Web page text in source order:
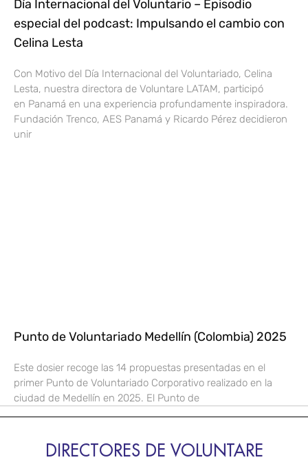
Día Internacional del Voluntario – Episodio
especial del podcast: Impulsando el cambio con
Celina Lesta
Con Motivo del Día Internacional del Voluntariado, Celina
Lesta, nuestra directora de Voluntare LATAM, participó
en Panamá en una experiencia profundamente inspiradora.
Fundación Trenco, AES Panamá y Ricardo Pérez decidieron
unir
Punto de Voluntariado Medellín (Colombia) 2025
Este dosier recoge las 14 propuestas presentadas en el
primer Punto de Voluntariado Corporativo realizado en la
ciudad de Medellín en 2025. El Punto de
DIRECTORES DE VOLUNTARE